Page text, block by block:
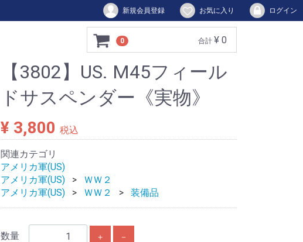
新規会員登録 お気に入り ログイン
0 合計 ¥ 0
【3802】US. M45フィール
ドサスペンダー《実物》
¥ 3,800 税込
関連カテゴリ
アメリカ軍(US)
アメリカ軍(US)
ＷＷ２
アメリカ軍(US)
ＷＷ２ 装備品
数量 ＋ －